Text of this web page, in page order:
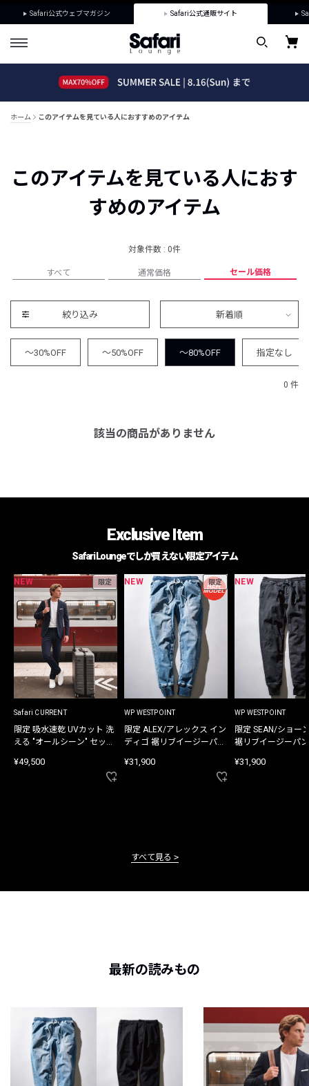
Safari公式ウェブマガジン Safari公式通販サイト
ホーム このアイテムを見ている人におすすめのアイテム
このアイテムを見ている人におす
すめのアイテム
対象件数 : 0件
すべて 通常価格 セール価格
絞り込み 新着順
～30%OFF ～50%OFF ～80%OFF 指定なし
0 件
該当の商品がありません
Exclusive Item
Safari Loungeでしか買えない限定アイテム
NEW 限定
Safari CURRENT
限定 吸水速乾 UVカット 洗
える "オールシーン" セット
¥49,500
NEW 限定
WP WESTPOINT
限定 ALEX/アレックス イン
ディゴ 裾リブイージーパン
¥31,900
NEW
WP WESTPOINT
限定 SEAN/ショー
裾リブイージーパ
¥31,900
すべて見る
最新の読みもの